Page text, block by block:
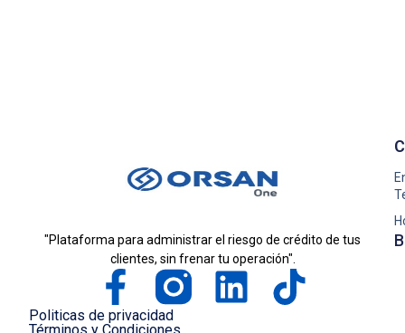
"Plataforma para administrar el riesgo de crédito de tus
clientes, sin frenar tu operación".
Politicas de privacidad